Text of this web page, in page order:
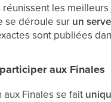
réunissent les
se déroule sur un
sont publiées
aux Finales
aux Finales se fait